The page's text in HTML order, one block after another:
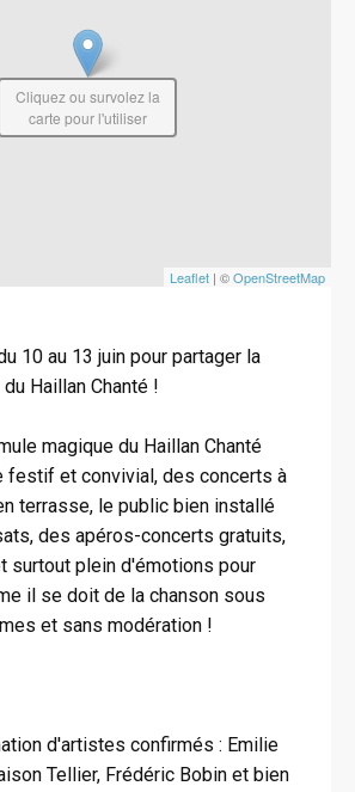
Leaflet | ©OpenStreetMap
Cliquez ou survolez la
carte pour l'utiliser
10 au 13 juin pour partager la
Haillan Chanté !
magique du Haillan Chanté
festif et convivial, des concerts à
terrasse, le public bien installé
des apéros-concerts gratuits,
surtout plein d'émotions pour
il se doit de la chanson sous
et sans modération !
d'artistes confirmés : Emilie
Tellier, Frédéric Bobin et bien